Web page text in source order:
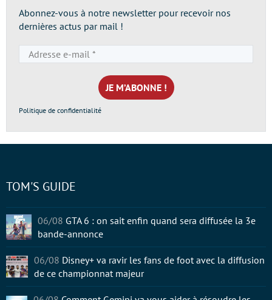
Abonnez-vous à notre newsletter pour recevoir nos
dernières actus par mail !
e-
mail
*
Politique de confidentialité
TOM'S GUIDE
06/08 GTA 6 : on sait enfin quand sera diffusée la 3e
bande-annonce
06/08 Disney+ va ravir les fans de foot avec la diffusion
de ce championnat majeur